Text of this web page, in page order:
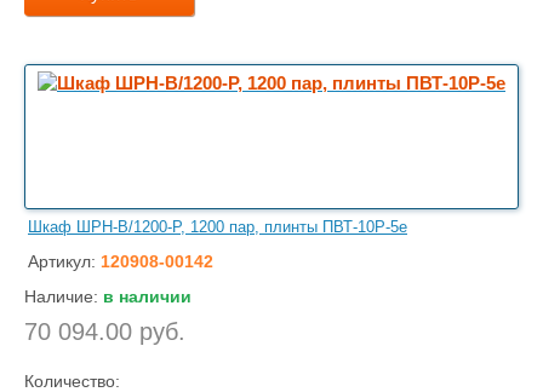
Шкаф ШРН-В/1200-Р, 1200 пар, плинты ПВТ-10Р-5е
Артикул: 120908-00142
Наличие: в наличии
70 094.00 руб.
Количество: